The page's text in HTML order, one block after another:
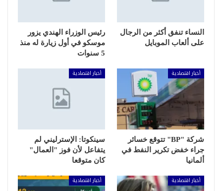
النساء تنفق أكثر من الرجال
على ألعاب الموبايل
رئيس الوزراء الهندي يزور
موسكو في أول زيارة له منذ
5 سنوات
أخبار اقتصادية
شركة "BP" تتوقع خسائر
جراء خفض تكرير النفط في
ألمانيا
أخبار اقتصادية
سينكوتا: الإسترليني لم
يتفاعل لأن فوز "العمال"
كان متوقعا
أخبار اقتصادية أخبار اقتصادية